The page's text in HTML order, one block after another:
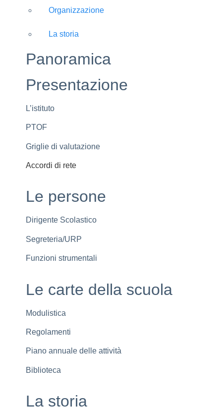
Organizzazione
La storia
Panoramica
Presentazione
L’istituto
PTOF
Griglie di valutazione
Accordi di rete
Le persone
Dirigente Scolastico
Segreteria/URP
Funzioni strumentali
Le carte della scuola
Modulistica
Regolamenti
Piano annuale delle attività
Biblioteca
La storia